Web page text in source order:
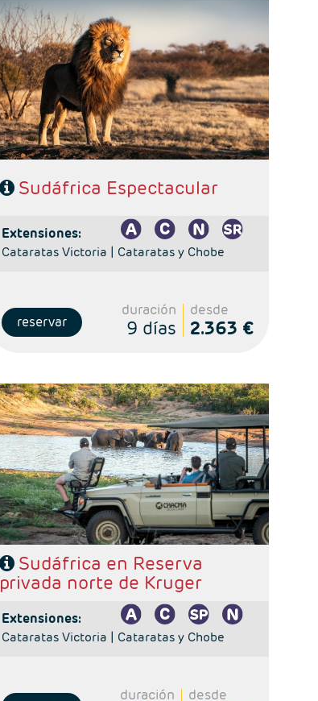
Salidas: Domingos
Ruta: 1 noche Johanesburgo + 2 noches
Kruger(reserva privada) + 3 noches Ciudad del Cabo
Régimen: alojamiento y desayuno + 2 almuerzos + 2
cenas
Hoteles: Classic
Sudáfrica Espectacular
extensiones:
Cataratas Victoria | Cataratas y Chobe
reservar
duración
9 días
desde
2.363 €
Salidas: Diarias
Ruta: 1 noche Johanesburgo + 2 noches reserva
privada + 3 noches Ciudad del Cabo
Régimen: alojamiento y desayuno + 2 almuerzos + 2
cenas
Hoteles: 4 y 5*
Sudáfrica en Reserva
privada norte de Kruger
extensiones:
Cataratas Victoria | Cataratas y Chobe
duración desde